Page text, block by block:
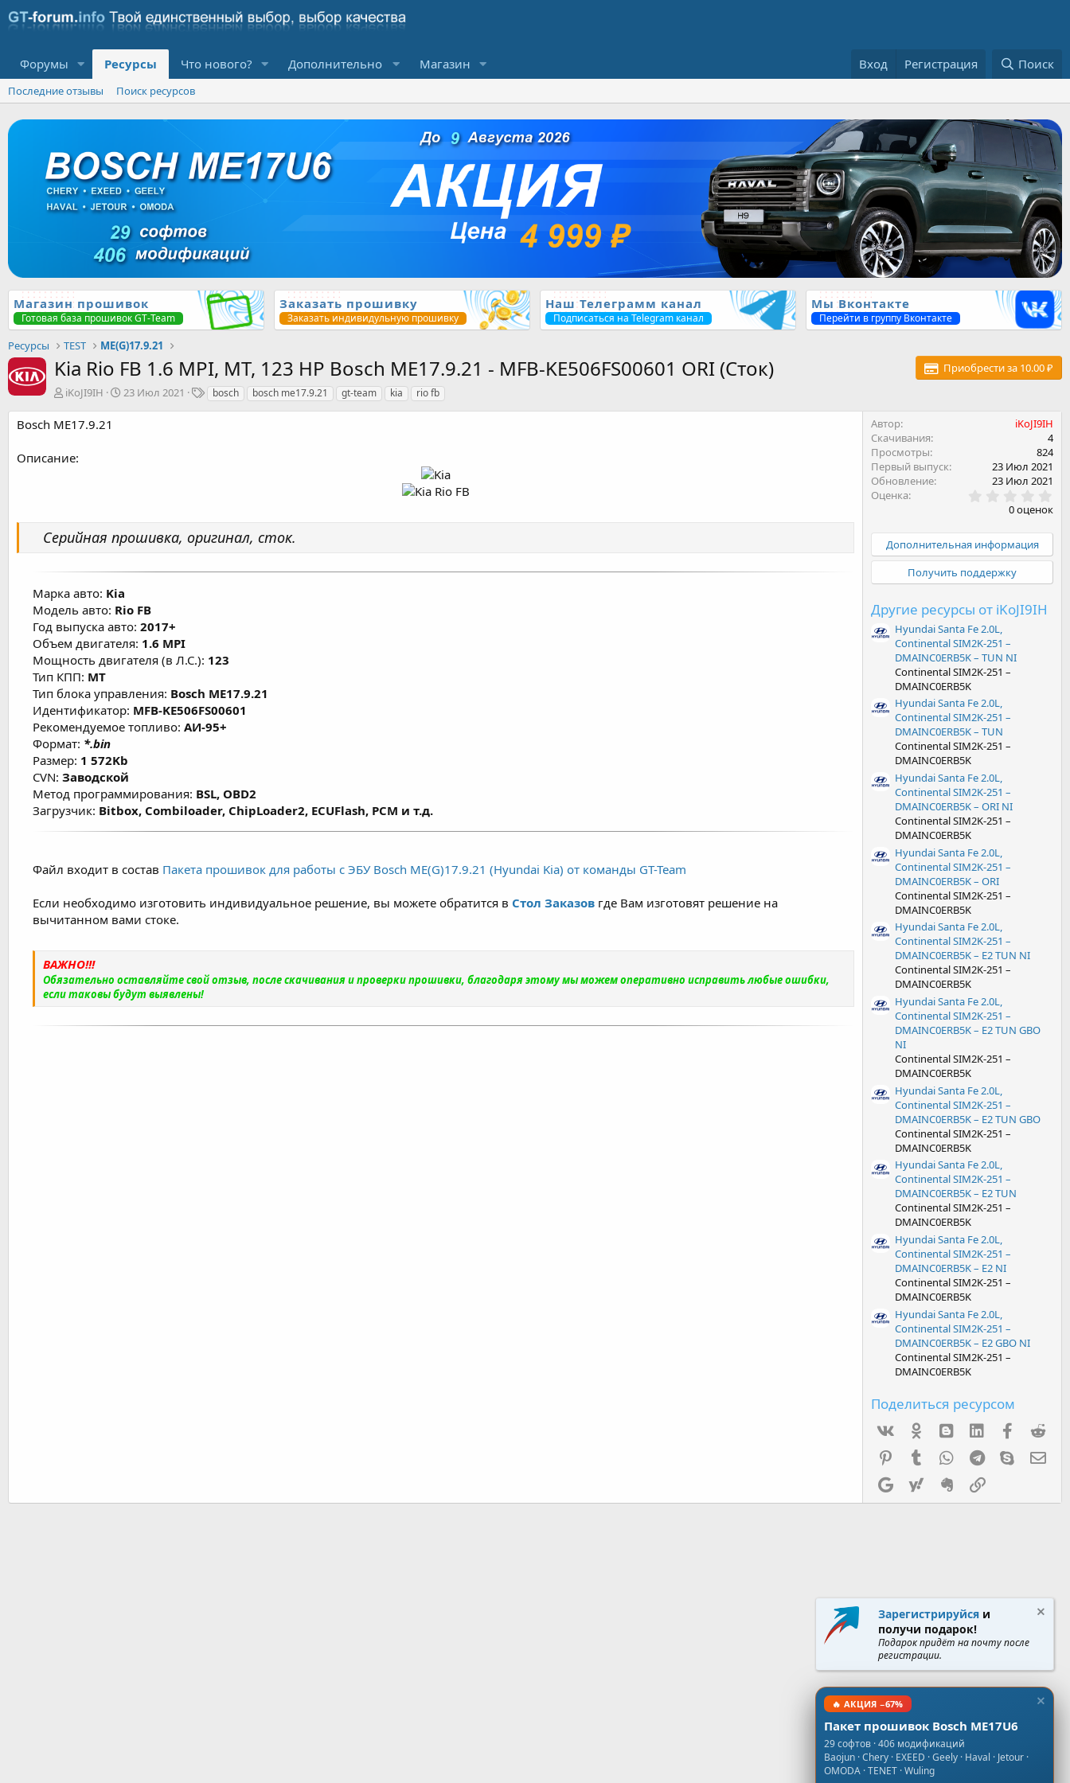
Форумы Ресурсы Что нового? Дополнительно Магазин Вход Регистрация Поиск
Последние отзывы Поиск ресурсов
Магазин прошивок
Готовая база прошивок GT-Team
Заказать прошивку
Заказать индивидульную прошивку
Наш Телеграмм канал
Подписаться на Telegram канал
Мы Вконтакте
Перейти в группу Вконтакте
Ресурсы TEST ME(G)17.9.21
Kia Rio FB 1.6 MPI, MT, 123 HP Bosch ME17.9.21 - MFB-KE506FS00601 ORI (Сток)
Приобрести за 10.00 ₽
А
т
iKoJI9IH
Д
и
23 Июл 2021
Тbosch bosch me17.9.21 gt-team kia rio fb
Bosch ME17.9.21
Описание:
Серийная прошивка, оригинал, сток.
Марка авто: Kia
Модель авто: Rio FB
Год выпуска авто: 2017+
Объем двигателя: 1.6 MPI
Мощность двигателя (в Л.С.): 123
Тип КПП: MT
Тип блока управления: Bosch ME17.9.21
Идентификатор: MFB-KE506FS00601
Рекомендуемое топливо: АИ-95+
Формат: *.bin
Размер: 1 572Kb
CVN: Заводской
Метод программирования: BSL, OBD2
Загрузчик: Bitbox, Combiloader, ChipLoader2, ECUFlash, PCM и т.д.
Файл входит в состав Пакета прошивок для работы с ЭБУ Bosch ME(G)17.9.21 (Hyundai Kia) от команды GT-Team
Если необходимо изготовить индивидуальное решение, вы можете обратится в Стол Заказов где Вам изготовят решение на
вычитанном вами стоке.
ВАЖНО!!!
Обязательно оставляйте свой отзыв, после скачивания и проверки прошивки, благодаря этому мы можем оперативно исправить любые ошибки,
если таковы будут выявлены!
Автор
iKoJI9IH
Скачивания
4
Просмотры
824
Первый выпуск
23 Июл 2021
Обновление
23 Июл 2021
Оценка
.
0
0
в
ё
з
0 оценок
Дополнительная информация
Получить поддержку
Другие ресурсы от iKoJI9IH
Hyundai Santa Fe 2.0L,
Continental SIM2K-251 –
DMAINC0ERB5K – TUN NI
Continental SIM2K-251 –
DMAINC0ERB5K
Hyundai Santa Fe 2.0L,
Continental SIM2K-251 –
DMAINC0ERB5K – TUN
Continental SIM2K-251 –
DMAINC0ERB5K
Hyundai Santa Fe 2.0L,
Continental SIM2K-251 –
DMAINC0ERB5K – ORI NI
Continental SIM2K-251 –
DMAINC0ERB5K
Hyundai Santa Fe 2.0L,
Continental SIM2K-251 –
DMAINC0ERB5K – ORI
Continental SIM2K-251 –
DMAINC0ERB5K
Hyundai Santa Fe 2.0L,
Continental SIM2K-251 –
DMAINC0ERB5K – E2 TUN NI
Continental SIM2K-251 –
DMAINC0ERB5K
Hyundai Santa Fe 2.0L,
Continental SIM2K-251 –
DMAINC0ERB5K – E2 TUN GBO
NI
Continental SIM2K-251 –
DMAINC0ERB5K
Hyundai Santa Fe 2.0L,
Continental SIM2K-251 –
DMAINC0ERB5K – E2 TUN GBO
Continental SIM2K-251 –
DMAINC0ERB5K
Hyundai Santa Fe 2.0L,
Continental SIM2K-251 –
DMAINC0ERB5K – E2 TUN
Continental SIM2K-251 –
DMAINC0ERB5K
Hyundai Santa Fe 2.0L,
Continental SIM2K-251 –
DMAINC0ERB5K – E2 NI
Continental SIM2K-251 –
DMAINC0ERB5K
Hyundai Santa Fe 2.0L,
Continental SIM2K-251 –
DMAINC0ERB5K – E2 GBO NI
Continental SIM2K-251 –
DMAINC0ERB5K
Поделиться ресурсом
Ok mes_blogger
Linked InFacebook
PinterestTumblr WhatsAppTelegram
Skype
Google Yahoo Evernote
Зарегистрируйся и
получи подарок!
Подарок придёт на почту после
регистрации.
🔥 АКЦИЯ −67%
Пакет прошивок Bosch ME17U6
29 софтов · 406 модификаций
Baojun · Chery · EXEED · Geely · Haval · Jetour ·
OMODA · TENET · Wuling